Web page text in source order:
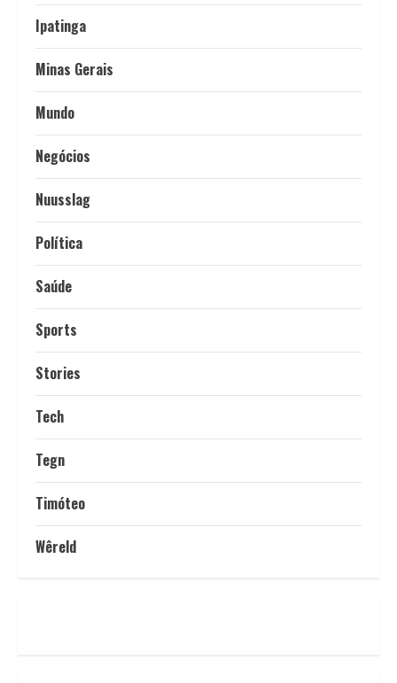
Ipatinga
Minas Gerais
Mundo
Negócios
Nuusslag
Política
Saúde
Sports
Stories
Tech
Tegn
Timóteo
Wêreld